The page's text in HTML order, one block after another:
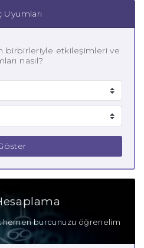
Uyumları
birbirleriyle etkileşimleri ve
nasıl?
burcunuzu öğrenelim